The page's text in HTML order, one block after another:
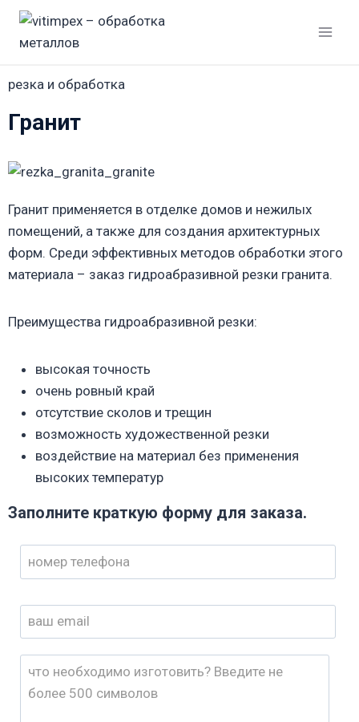
резка и обработка
Гранит
Гранит применяется в отделке домов и нежилых
помещений, а также для создания архитектурных
форм. Среди эффективных методов обработки этого
материала – заказ гидроабразивной резки гранита.
Преимущества гидроабразивной резки:
высокая точность
очень ровный край
отсутствие сколов и трещин
возможность художественной резки
воздействие на материал без применения
высоких температур
Заполните краткую форму для заказа.